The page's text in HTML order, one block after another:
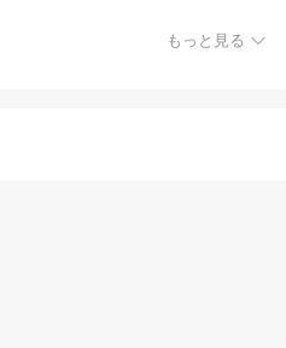
もっと見る